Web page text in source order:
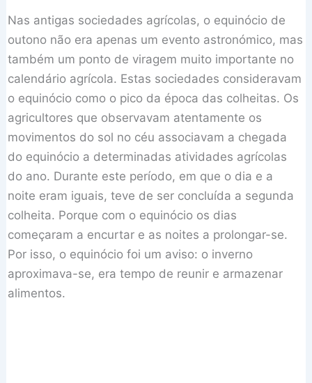
Nas antigas sociedades agrícolas, o equinócio de
outono não era apenas um evento astronómico, mas
também um ponto de viragem muito importante no
calendário agrícola. Estas sociedades consideravam
o equinócio como o pico da época das colheitas. Os
agricultores que observavam atentamente os
movimentos do sol no céu associavam a chegada
do equinócio a determinadas atividades agrícolas
do ano. Durante este período, em que o dia e a
noite eram iguais, teve de ser concluída a segunda
colheita. Porque com o equinócio os dias
começaram a encurtar e as noites a prolongar-se.
Por isso, o equinócio foi um aviso: o inverno
aproximava-se, era tempo de reunir e armazenar
alimentos.